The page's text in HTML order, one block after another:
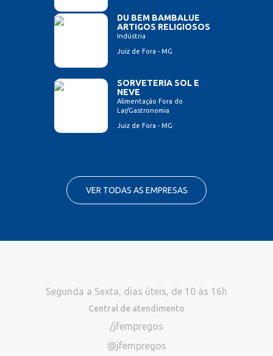
DU BEM BAMBALUE
ARTIGOS RELIGIOSOS
Indústria
Juiz de Fora - MG
SORVETERIA SOL E
NEVE
Alimentação Fora do
Lar/Gastronomia
Juiz de Fora - MG
VER TODAS AS EMPRESAS
Segunda a Sexta, dias úteis, de 10 às 16h
Central de atendimento
/jfempregos
@jfempregos